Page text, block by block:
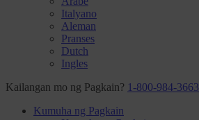
Italyano
Aleman
Pranses
Dutch
Ingles
Kailangan mo ng Pagkain? 1-800-984-3663
Kumuha ng Pagkain